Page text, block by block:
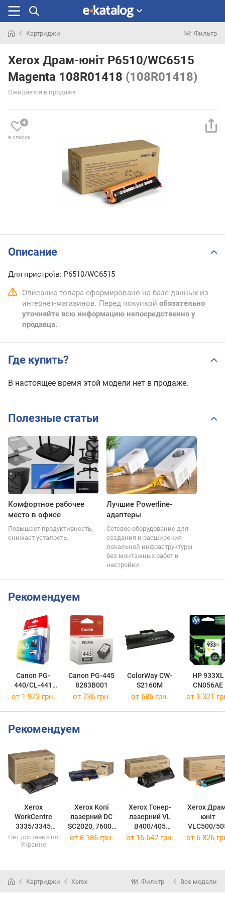
раньше
Картриджи Фильтр
Xerox Драм-юніт P6510/WC6515
Magenta 108R01418 (108R01418)
Ожидается в продаже
в список
Описание
Для пристроїв: P6510/WC6515
Описание товара сформировано на базе данных из
интернет-магазинов. Перед покупкой обязательно
уточняйте всю информацию непосредственно у
продавца.
Где купить?
В настоящее время этой модели нет в продаже.
Полезные статьи
Комфортное рабочее
место в офисе
Повышает продуктивность,
снижает усталость.
Лучшие Powerline-
адаптеры
Сетевое оборудование для
создания и расширения
локальной инфраструктуры
без монтажных работ и
настройки.
Рекомендуем
Canon PG-
440/CL-441
MULTI
Canon PG-445
8283B001
ColorWay CW-
S2160M
HP 933XL
CN056AE
от 1 972 грн. от 736 грн. от 686 грн. от 1 321
Рекомендуем
Xerox
WorkCentre
3335/3345
106R03621
(106R03621)
Xerox Копі
лазерний DC
SC2020, 76000
стор
Xerox Тонер-
лазерний VL
B400/405
Black, 24600
Xerox
юніт
VLC500/
Cyan
Нет доставки по
Украине
от 8 186 грн. от 15 642 грн. от 6 826
Картриджи Xerox Фильтр Все модели